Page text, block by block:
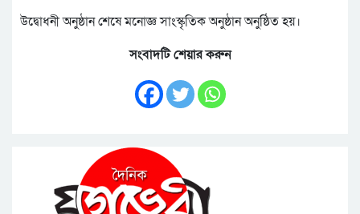
উদ্বোধনী অনুষ্ঠান শেষে মনোজ্ঞ সাংস্কৃতিক অনুষ্ঠান অনুষ্ঠিত হয়।
সংবাদটি শেয়ার করুন